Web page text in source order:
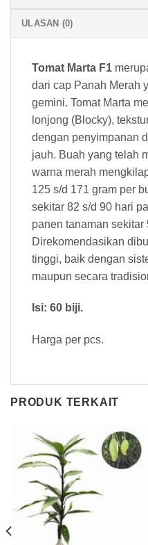
ULASAN (0)
Tomat Marta F1
dari cap Panah Merah
gemini. Tomat Marta
lonjong (Blocky),
dengan penyimpanan
jauh. Buah yang telah
warna merah
125 s/d 171 gram per
sekitar 82 s/d 90 hari
panen tanaman sekitar
Direkomendasikan
tinggi, baik dengan
maupun secara
Isi: 60 biji.
Harga per pcs.
PRODUK TERKAIT